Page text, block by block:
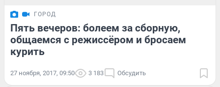
ГОРОД
Пять вечеров: болеем за сборную,
общаемся с режиссёром и бросаем
курить
27 ноября, 2017, 09:50 3 183 Обсудить